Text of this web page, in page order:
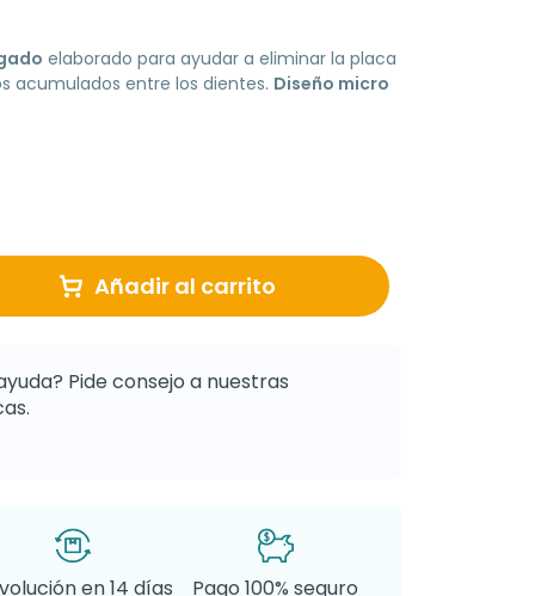
elaborado para ayudar a eliminar la placa
acumulados entre los dientes. Diseño micro
Añadir al carrito
Pide consejo a nuestras
en 14 días
Pago 100% seguro